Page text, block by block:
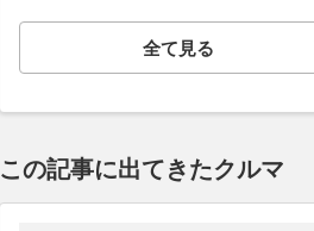
全て見る
この記事に出てきたクルマ